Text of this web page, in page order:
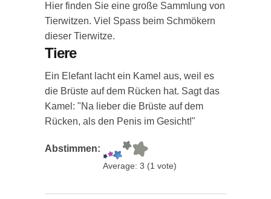
Hier finden Sie eine große Sammlung von
Tierwitzen. Viel Spass beim Schmökern
dieser Tierwitze.
Tiere
Ein Elefant lacht ein Kamel aus, weil es
die Brüste auf dem Rücken hat. Sagt das
Kamel: "Na lieber die Brüste auf dem
Rücken, als den Penis im Gesicht!"
Abstimmen:
Average: 3 (1 vote)